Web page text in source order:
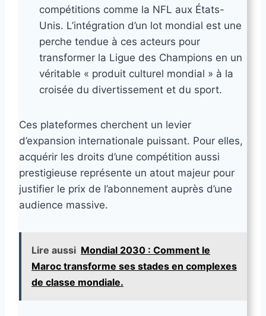
compétitions comme la NFL aux États-
Unis. L’intégration d’un lot mondial est une
perche tendue à ces acteurs pour
transformer la Ligue des Champions en un
véritable « produit culturel mondial » à la
croisée du divertissement et du sport.
Ces plateformes cherchent un levier
d’expansion internationale puissant. Pour elles,
acquérir les droits d’une compétition aussi
prestigieuse représente un atout majeur pour
justifier le prix de l’abonnement auprès d’une
audience massive.
Lire aussi Mondial 2030 : Comment le
Maroc transforme ses stades en complexes
de classe mondiale.